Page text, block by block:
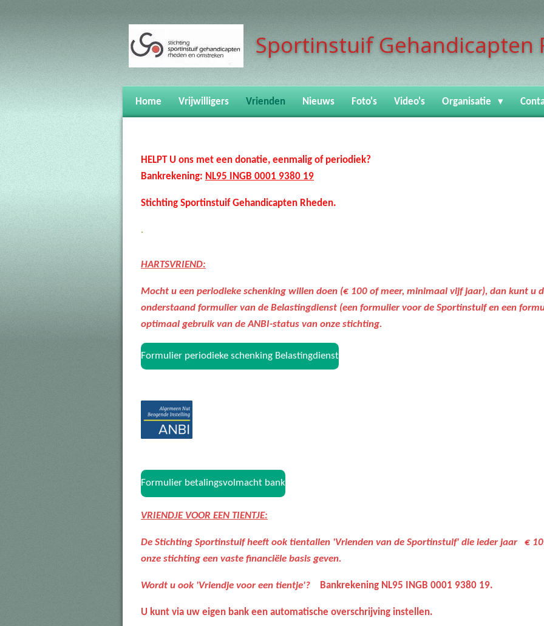
Sportinstuif Gehandicapten
Home Vrijwilligers Vrienden Nieuws Foto's Video's Organisatie
HELPT U ons met een donatie, eenmalig
Bankrekening: NL95 INGB 0001 9380 19
Stichting Sportinstuif Gehandicapten Rheden.
.
HARTSVRIEND:
Mocht u een periodieke schenking willen doen (€ 100 of meer, minimaal vijf jaar), dan kunt u
onderstaand formulier van de Belastingdienst (een formulier voor de Sportinstuif en een
optimaal gebruik van de ANBI-status van onze stichting.
Formulier periodieke schenking Belastingdienst
Formulier betalingsvolmacht bank
VRIENDJE VOOR EEN TIENTJE:
De Stichting Sportinstuif heeft ook tientallen 'Vrienden van de Sportinstuif' die ieder jaar €
onze stichting een vaste financiële basis geven.
Wordt u ook 'Vriendje voor een tientje'? Bankrekening NL95 INGB 0001 9380 19.
U kunt via uw eigen bank een automatische overschrijving instellen.